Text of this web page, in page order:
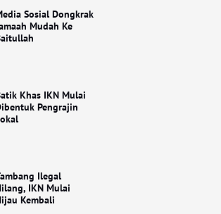
Sosial Dongkrak
Mudah Ke
Khas IKN Mulai
Pengrajin
Ilegal
IKN Mulai
Kembali